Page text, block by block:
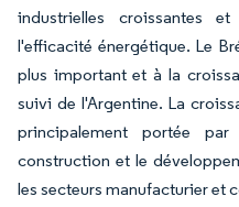
industrielles croissantes
l'efficacité énergétique. Le
plus important et à la
suivi de l'Argentine. La
principalement portée
construction et le
les secteurs manufacturier et